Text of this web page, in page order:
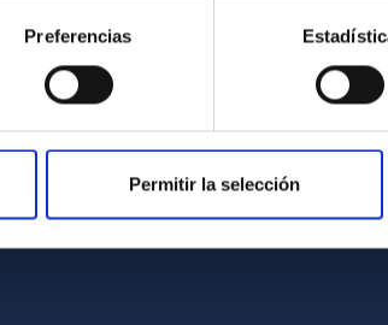
Preferencias
Permitir la selección